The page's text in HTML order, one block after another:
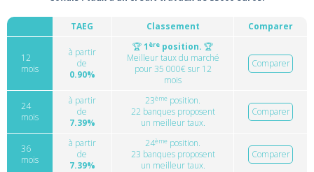
TAEG Classement Comparer
12
mois
à partir
de
0.90%
🏆1 ère position. 🏆
Meilleur taux du marché
pour 35 000€ sur 12
mois
Comparer
24
mois
à partir
de
7.39%
23ème position.
22 banques proposent
un meilleur taux.
Comparer
36
mois
à partir
de
7.39%
24ème position.
23 banques proposent
un meilleur taux.
Comparer